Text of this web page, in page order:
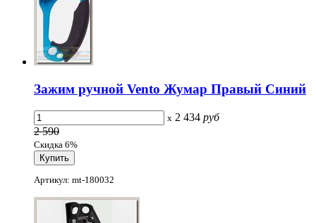
Зажим ручной Vento Жумар Правый Синий
x 2 434 руб
2 590
Скидка 6%
Артикул: mt-180032